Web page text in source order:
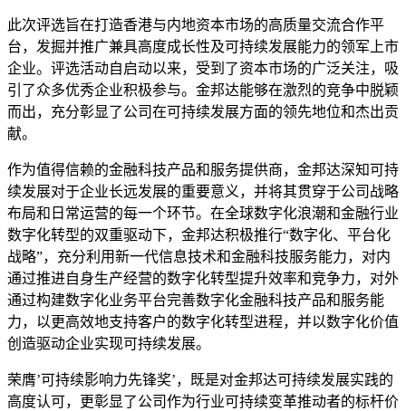
此次评选旨在打造香港与内地资本市场的高质量交流合作平
台，发掘并推广兼具高度成长性及可持续发展能力的领军上市
企业。评选活动自启动以来，受到了资本市场的广泛关注，吸
引了众多优秀企业积极参与。金邦达能够在激烈的竞争中脱颖
而出，充分彰显了公司在可持续发展方面的领先地位和杰出贡
献。
作为值得信赖的金融科技产品和服务提供商，金邦达深知可持
续发展对于企业长远发展的重要意义，并将其贯穿于公司战略
布局和日常运营的每一个环节。在全球数字化浪潮和金融行业
数字化转型的双重驱动下，金邦达积极推行“数字化、平台化
战略”，充分利用新一代信息技术和金融科技服务能力，对内
通过推进自身生产经营的数字化转型提升效率和竞争力，对外
通过构建数字化业务平台完善数字化金融科技产品和服务能
力，以更高效地支持客户的数字化转型进程，并以数字化价值
创造驱动企业实现可持续发展。
荣膺’可持续影响力先锋奖’，既是对金邦达可持续发展实践的
高度认可，更彰显了公司作为行业可持续变革推动者的标杆价